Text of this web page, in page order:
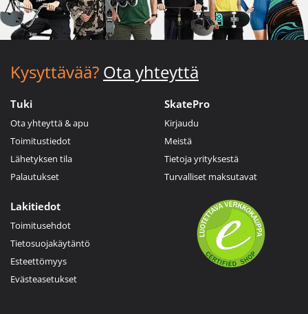
Kysyttävää? Ota yhteyttä
Tuki
Ota yhteyttä & apu
Toimitustiedot
Lähetyksen tila
Palautukset
SkatePro
Kirjaudu
Meistä
Tietoja yrityksestä
Turvalliset maksutavat
Lakitiedot
Toimitusehdot
Tietosuojakäytäntö
Esteettömyys
Evästeasetukset